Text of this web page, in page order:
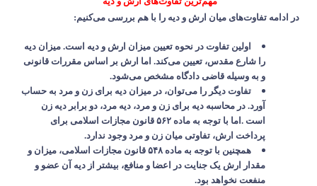
در ادامه تفاوت‌های میان ارش و دیه را با هم بررسی می‌کنیم:
اولین تفاوت در نحوه تعیین میزان ارش و دیه است. میزان دیه
را شارع مقدس، تعیین می‌کند. اما ارش بر اساس مقررات قانونی
و به وسیله قاضی دادگاه مشخص می‌شود.
تفاوت دیگر را می‌توان، در میزان دیه برای زن و مرد به حساب
آورد. در محاسبه دیه برای زن و مرد، دیه مرد، دو برابر دیه زن
است .اما با توجه به ماده ۵۶۲ قانون مجازات اسلامی برای
پرداخت ارش، تفاوتی میان زن و مرد وجود ندارد.
همچنین با توجه به ماده ۵۴۸ قانون مجازات اسلامی، میزان و
مقدار ارش یک جنایت در اعضا و منافع، بیشتر از دیه آن عضو و
منفعت نخواهد بود.